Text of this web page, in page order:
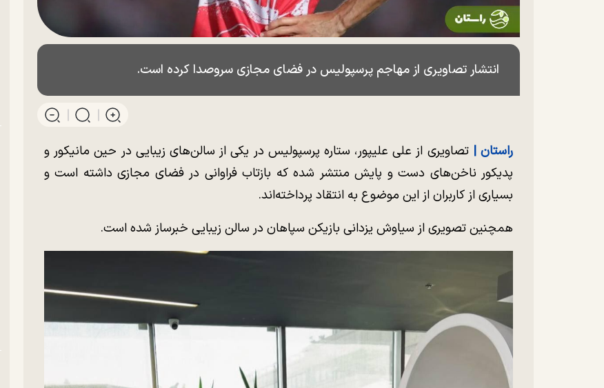
انتشار تصاویری از مهاجم پرسپولیس در فضای مجازی سروصدا کرده است.
راستان |تصاویری از علی علیپور، ستاره پرسپولیس در یکی از سالن‌های زیبایی در حین مانیکور و
پدیکور ناخن‌های دست و پایش منتشر شده که بازتاب فراوانی در فضای مجازی داشته است و
بسیاری از کاربران از این موضوع به انتقاد پرداخته‌اند.
همچنین تصویری از سیاوش یزدانی بازیکن سپاهان در سالن زیبایی خبرساز شده است.